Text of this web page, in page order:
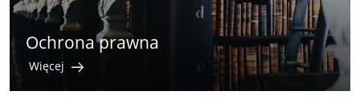
Ochrona prawna
Więcej